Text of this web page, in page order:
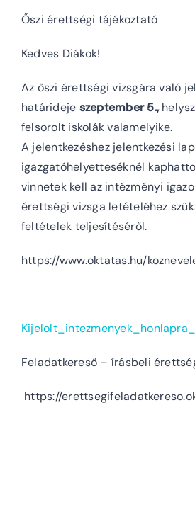
Dokumentumok
Őszi érettségi tájékoztató
Kedves Diákok!
Az őszi érettségi vizsgára való
határideje szeptember 5.,
felsorolt iskolák valamelyike.
A jelentkezéshez jelentkezési
igazgatóhelyetteséknél
vinnetek kell az intézményi
érettségi vizsga letételéhez
feltételek teljesítéséről.
https://www.oktatas.hu/
Feladatkereső – írásbeli
https://